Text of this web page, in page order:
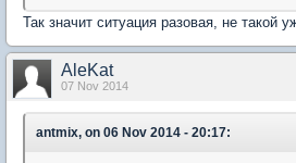
Так значит ситуация разовая, не такой
AleKat
07 Nov 2014
antmix, on 06 Nov 2014 - 20:17: